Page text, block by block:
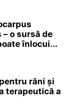
o sursă de
înlocui...
răni și
terapeutică a